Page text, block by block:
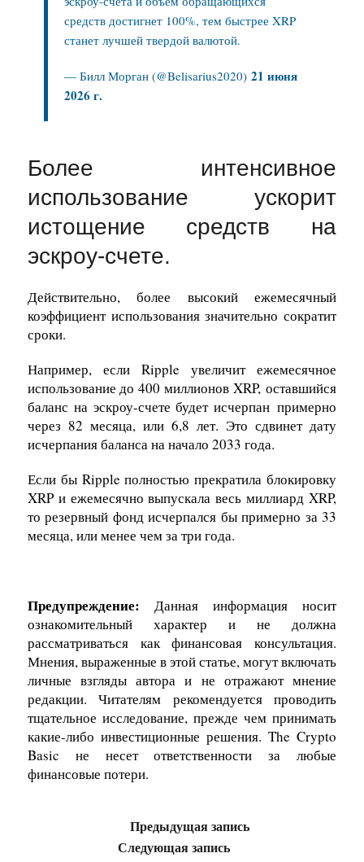
средств достигнет 100%, тем быстрее XRP
станет лучшей твердой валютой.
— Билл Морган (@Belisarius2020) 21 июня
2026 г.
Более интенсивное
использование ускорит
истощение средств на
эскроу-счете.
Действительно, более высокий ежемесячный
коэффициент использования значительно сократит
сроки.
Например, если Ripple увеличит ежемесячное
использование до 400 миллионов XRP,оставшийся
баланс на эскроу-счете будет исчерпан примерно
через 82 месяца, или 6,8 лет. Это сдвинет дату
исчерпания баланса на начало 2033 года.
Если бы Ripple полностью прекратила блокировку
XRP и ежемесячно выпускала весь миллиард XRP,
то резервный фонд исчерпался бы примерно за 33
месяца, или менее чем за три года.
Предупреждение: Данная информация носит
ознакомительный характер и не должна
рассматриваться как финансовая консультация.
Мнения, выраженные в этой статье, могут включать
личные взгляды автора и не отражают мнение
редакции. Читателям рекомендуется проводить
тщательное исследование, прежде чем принимать
какие-либо инвестиционные решения. The Crypto
Basic не несет ответственности за любые
финансовые потери.
Предыдущая запись
Следующая запись